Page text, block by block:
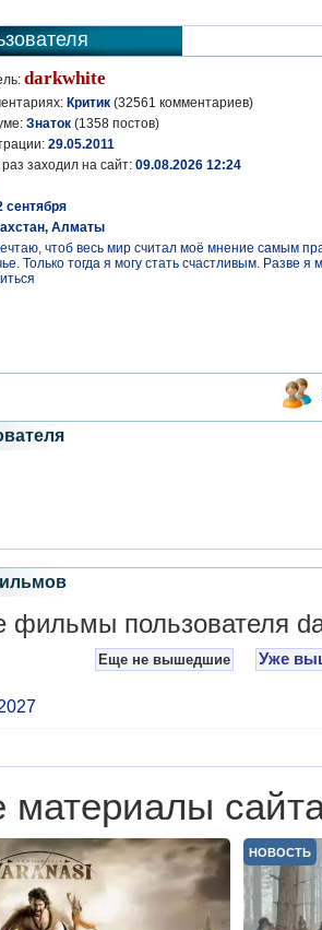
darkwhite
Критик(32561 комментариев)
Знаток(1358 постов)
29.05.2011
заходил на сайт: 09.08.2026 12:24
сентября
Алматы
чтоб весь мир считал моё мнение самым
Только тогда я могу стать счастливым. Разве я
пользователя
Еще не вышедшие
Уже
материалы
НОВОСТЬ